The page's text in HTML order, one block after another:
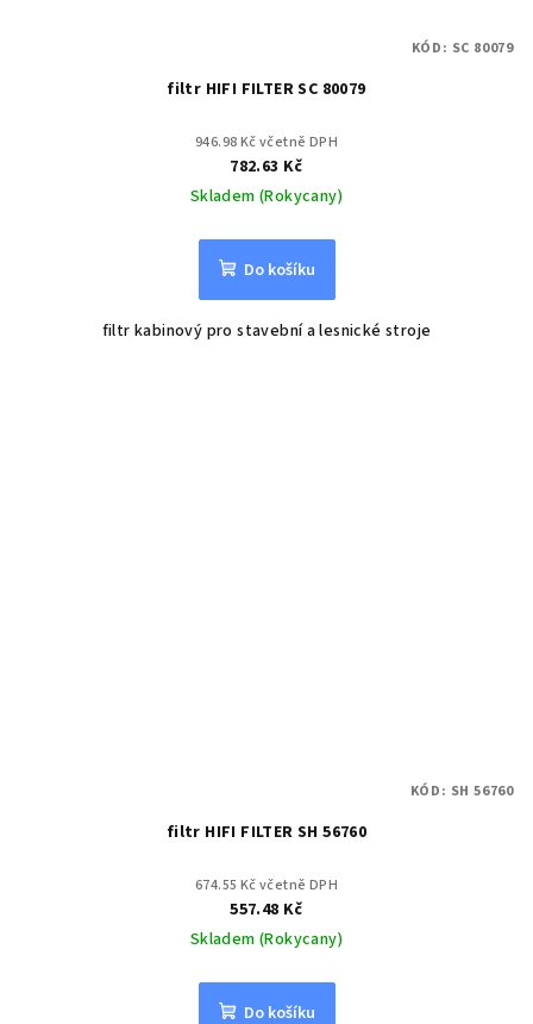
filtr HIFI FILTER SC 80079
946.98 Kč včetně DPH
782.63 Kč
Skladem (Rokycany)
Do košíku
filtr kabinový pro stavební a lesnické stroje
KÓD: SC 80079
filtr HIFI FILTER SH 56760
674.55 Kč včetně DPH
557.48 Kč
Skladem (Rokycany)
Do košíku
KÓD: SH 56760